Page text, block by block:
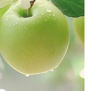
ИСТОЧНИКИ СВЕТА
СИСТЕМЫ
КАБЕЛЬ